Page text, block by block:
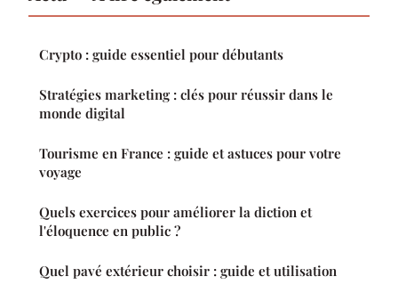
Crypto : guide essentiel pour débutants
Stratégies marketing : clés pour réussir dans le
monde digital
Tourisme en France : guide et astuces pour votre
voyage
Quels exercices pour améliorer la diction et
l'éloquence en public ?
Quel pavé extérieur choisir : guide et utilisation